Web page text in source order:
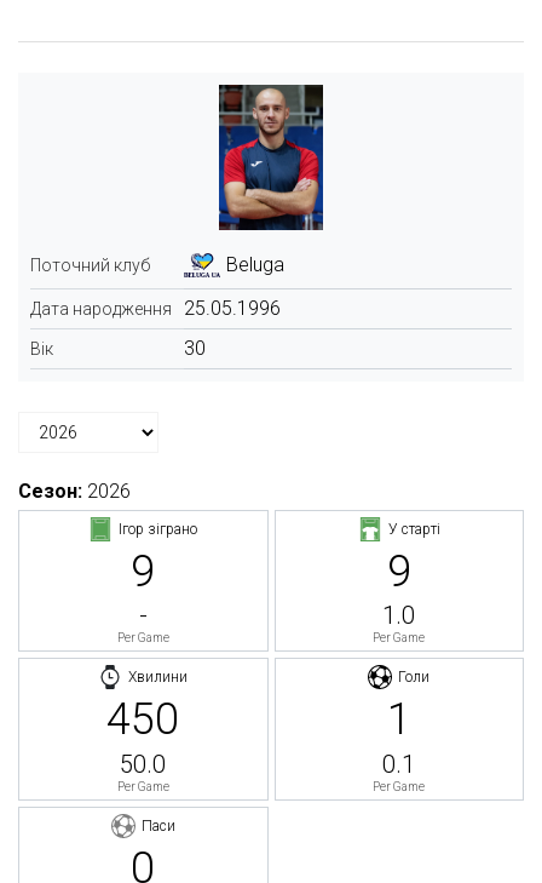
Поточний клуб Beluga
Дата народження 25.05.1996
Вік 30
Сезон: 2026
Ігор зіграно
9
-
Per Game
У старті
9
1.0
Per Game
Хвилини
450
50.0
Per Game
Голи
1
0.1
Per Game
Паси
0